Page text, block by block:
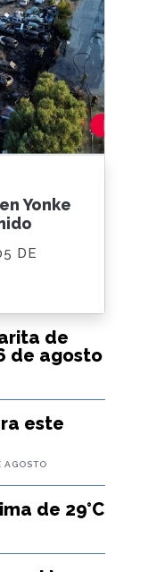
de
de agosto
este
AGOSTO
de 29°C
Yonke
DE